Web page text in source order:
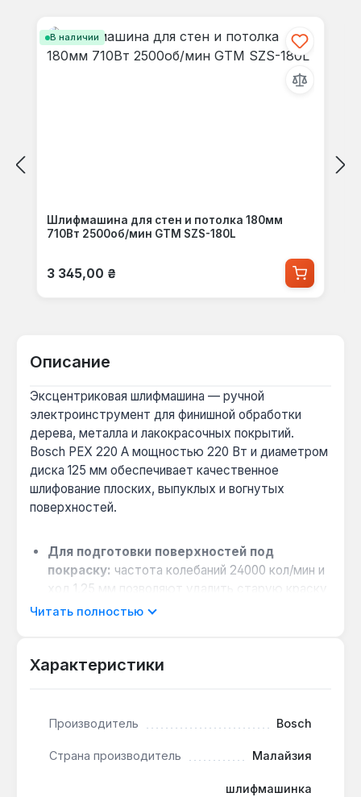
В наличии
Шлифмашина для стен и потолка 180мм
710Вт 2500об/мин GTM SZS-180L
Обычная цена:
3 345,00 ₴
Описание
Эксцентриковая шлифмашина — ручной
электроинструмент для финишной обработки
дерева, металла и лакокрасочных покрытий.
Bosch PEX 220 A мощностью 220 Вт и диаметром
диска 125 мм обеспечивает качественное
шлифование плоских, выпуклых и вогнутых
поверхностей.
Для подготовки поверхностей под
покраску: частота колебаний 24000 кол/мин и
ход 1,25 мм позволяют удалить старую краску
или выровнять шпаклёвку без глубоких
микрофильтрации улавливает мелкие частицы,
дополнительный пылесос.
резиновая накладка на основной рукоятке
Читать полностью
Характеристики
Производитель Bosch
Страна производитель Малайзия
шлифмашинка